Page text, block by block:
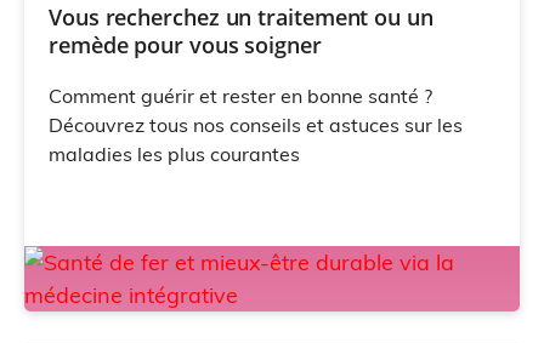
Vous recherchez un traitement ou un
remède pour vous soigner
Comment guérir et rester en bonne santé ?
Découvrez tous nos conseils et astuces sur les
maladies les plus courantes